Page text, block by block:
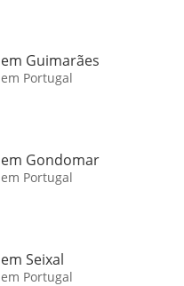
Guimarães
Portugal
Gondomar
Portugal
Seixal
Portugal